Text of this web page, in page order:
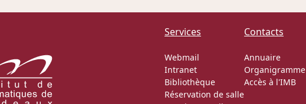
Services
Webmail
Intranet
Bibliothèque
Réservation de salle
Contacts
Annuaire
Organigramme
Accès à l'IMB